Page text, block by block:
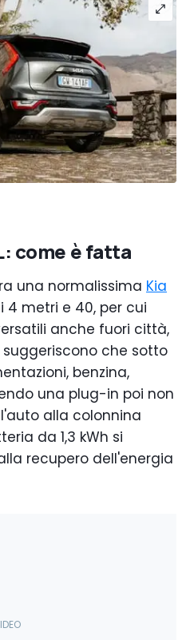
come è fatta
una normalissima Kia
4 metri e 40, per cui
anche fuori città,
che sotto
benzina,
una plug-in poi non
alla colonnina
da 1,3 kWh si
recupero dell'energia